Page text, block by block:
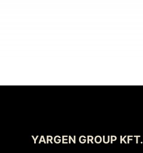
YARGEN GROUP KFT.